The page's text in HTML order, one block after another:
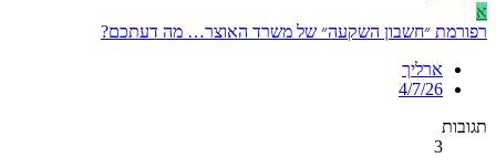
א
רפורמת ״חשבון השקעה״ של משרד האוצר… מה דעתכם?
ארליך
4/7/26
תגובות
3